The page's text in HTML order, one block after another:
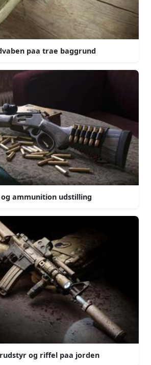
paa trae baggrund
ammunition udstilling
og riffel paa jorden